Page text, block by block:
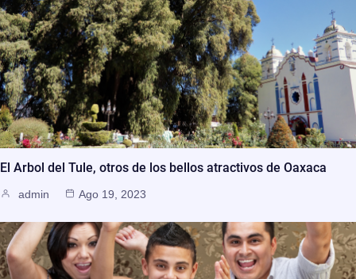
El Arbol del Tule, otros de los bellos atractivos de Oaxaca
admin Ago 19, 2023